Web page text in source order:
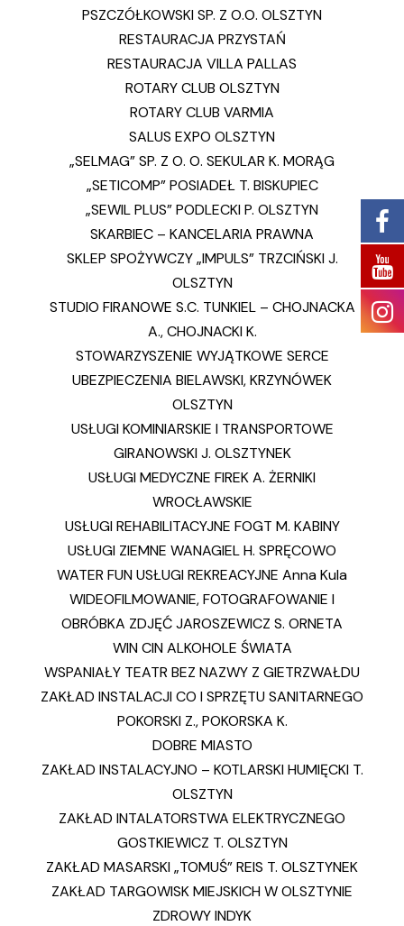
PSZCZÓŁKOWSKI SP. Z O.O. OLSZTYN
RESTAURACJA PRZYSTAŃ
RESTAURACJA VILLA PALLAS
ROTARY CLUB OLSZTYN
ROTARY CLUB VARMIA
SALUS EXPO OLSZTYN
„SELMAG” SP. Z O. O. SEKULAR K. MORĄG
„SETICOMP” POSIADEŁ T. BISKUPIEC
„SEWIL PLUS” PODLECKI P. OLSZTYN
SKARBIEC – KANCELARIA PRAWNA
SKLEP SPOŻYWCZY „IMPULS” TRZCIŃSKI J.
OLSZTYN
STUDIO FIRANOWE S.C. TUNKIEL – CHOJNACKA
A., CHOJNACKI K.
STOWARZYSZENIE WYJĄTKOWE SERCE
UBEZPIECZENIA BIELAWSKI, KRZYNÓWEK
OLSZTYN
USŁUGI KOMINIARSKIE I TRANSPORTOWE
GIRANOWSKI J. OLSZTYNEK
USŁUGI MEDYCZNE FIREK A. ŻERNIKI
WROCŁAWSKIE
USŁUGI REHABILITACYJNE FOGT M. KABINY
USŁUGI ZIEMNE WANAGIEL H. SPRĘCOWO
WATER FUN USŁUGI REKREACYJNE Anna Kula
WIDEOFILMOWANIE, FOTOGRAFOWANIE I
OBRÓBKA ZDJĘĆ JAROSZEWICZ S. ORNETA
WIN CIN ALKOHOLE ŚWIATA
WSPANIAŁY TEATR BEZ NAZWY Z GIETRZWAŁDU
ZAKŁAD INSTALACJI CO I SPRZĘTU SANITARNEGO
POKORSKI Z., POKORSKA K.
DOBRE MIASTO
ZAKŁAD INSTALACYJNO – KOTLARSKI HUMIĘCKI T.
OLSZTYN
ZAKŁAD INTALATORSTWA ELEKTRYCZNEGO
GOSTKIEWICZ T. OLSZTYN
ZAKŁAD MASARSKI „TOMUŚ” REIS T. OLSZTYNEK
ZAKŁAD TARGOWISK MIEJSKICH W OLSZTYNIE
ZDROWY INDYK